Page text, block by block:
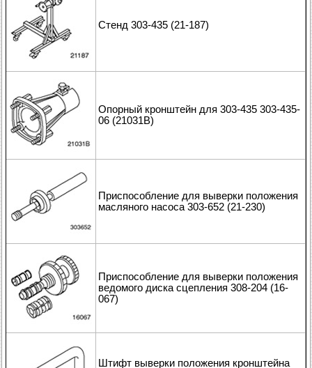
Стенд 303-435 (21-187)
Опорный кронштейн для 303-435 303-435-
06 (21031В)
Приспособление для выверки положения
масляного насоса 303-652 (21-230)
Приспособление для выверки положения
ведомого диска сцепления 308-204 (16-
067)
Штифт выверки положения кронштейна